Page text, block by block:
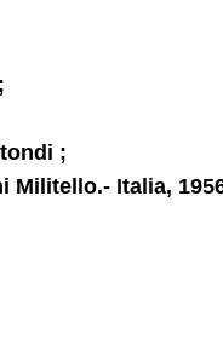
;
Militello.- Italia,